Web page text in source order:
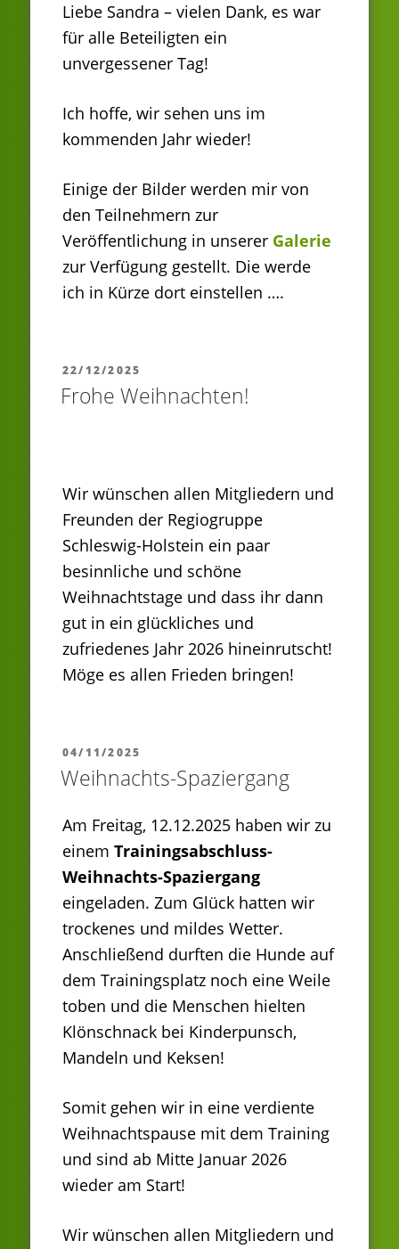
Liebe Sandra – vielen Dank, es war
für alle Beteiligten ein
unvergessener Tag!
Ich hoffe, wir sehen uns im
kommenden Jahr wieder!
Einige der Bilder werden mir von
den Teilnehmern zur
Veröffentlichung in unserer Galerie
zur Verfügung gestellt. Die werde
ich in Kürze dort einstellen ….
VERÖFFENTLICHT
AM
22/12/2025
Frohe Weihnachten!
Wir wünschen allen Mitgliedern und
Freunden der Regiogruppe
Schleswig-Holstein ein paar
besinnliche und schöne
Weihnachtstage und dass ihr dann
gut in ein glückliches und
zufriedenes Jahr 2026 hineinrutscht!
Möge es allen Frieden bringen!
VERÖFFENTLICHT
AM
04/11/2025
Weihnachts-Spaziergang
Am Freitag, 12.12.2025 haben wir zu
einem Trainingsabschluss-
Weihnachts-Spaziergang
eingeladen. Zum Glück hatten wir
trockenes und mildes Wetter.
Anschließend durften die Hunde auf
dem Trainingsplatz noch eine Weile
toben und die Menschen hielten
Klönschnack bei Kinderpunsch,
Mandeln und Keksen!
Somit gehen wir in eine verdiente
Weihnachtspause mit dem Training
und sind ab Mitte Januar 2026
wieder am Start!
Wir wünschen allen Mitgliedern und